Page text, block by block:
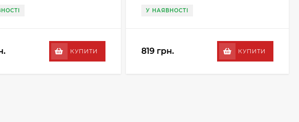
КУПИТИ
У НАЯВНОСТІ
819 грн. КУПИТИ